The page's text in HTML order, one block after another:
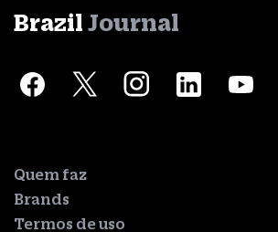
Brazil Journal
Quem faz
Brands
Termos de uso